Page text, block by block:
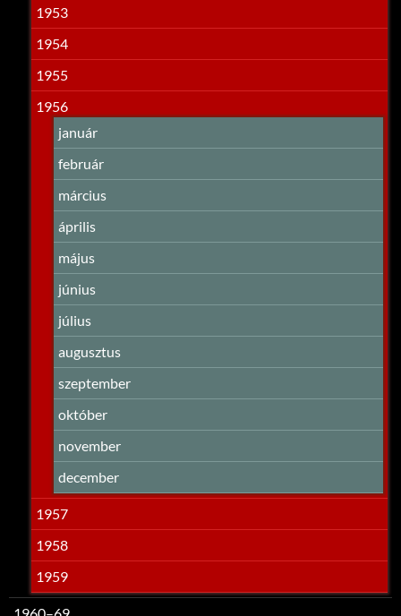
1953
1954
1955
1956
január
február
március
április
május
június
július
augusztus
szeptember
október
november
december
1957
1958
1959